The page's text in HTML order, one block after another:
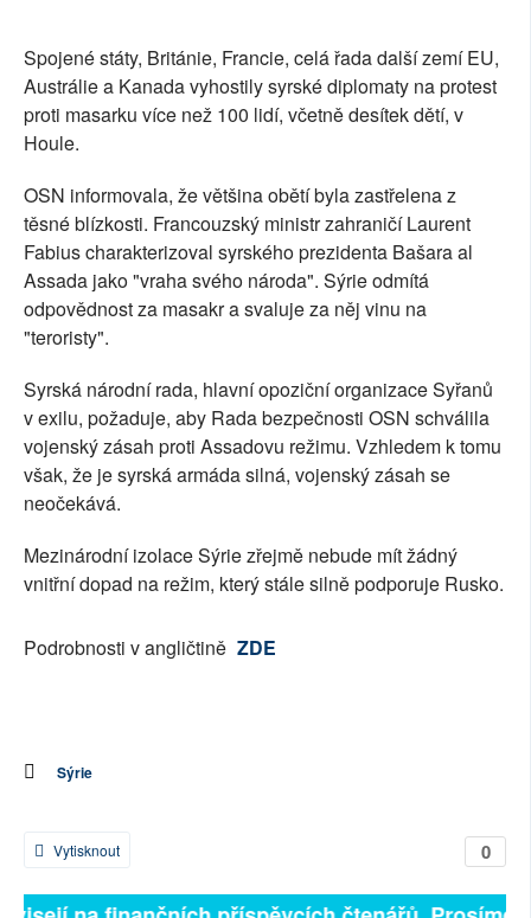
RUBRIKY
PLNÁ VERZE STRÁNEK
Spojené státy, Británie, Francie, celá řada další zemí EU,
Austrálie a Kanada vyhostily syrské diplomaty na protest
proti masarku více než 100 lidí, včetně desítek dětí, v
Houle.
OSN informovala, že většina obětí byla zastřelena z
těsné blízkosti. Francouzský ministr zahraničí Laurent
Fabius charakterizoval syrského prezidenta Bašara al
Assada jako "vraha svého národa". Sýrie odmítá
odpovědnost za masakr a svaluje za něj vinu na
"teroristy".
Syrská národní rada, hlavní opoziční organizace Syřanů
v exilu, požaduje, aby Rada bezpečnosti OSN schválila
vojenský zásah proti Assadovu režimu. Vzhledem k tomu
však, že je syrská armáda silná, vojenský zásah se
neočekává.
Mezinárodní izolace Sýrie zřejmě nebude mít žádný
vnitřní dopad na režim, který stále silně podporuje Rusko.
Podrobnosti v angličtině ZDE
Sýrie
0
Vytisknout